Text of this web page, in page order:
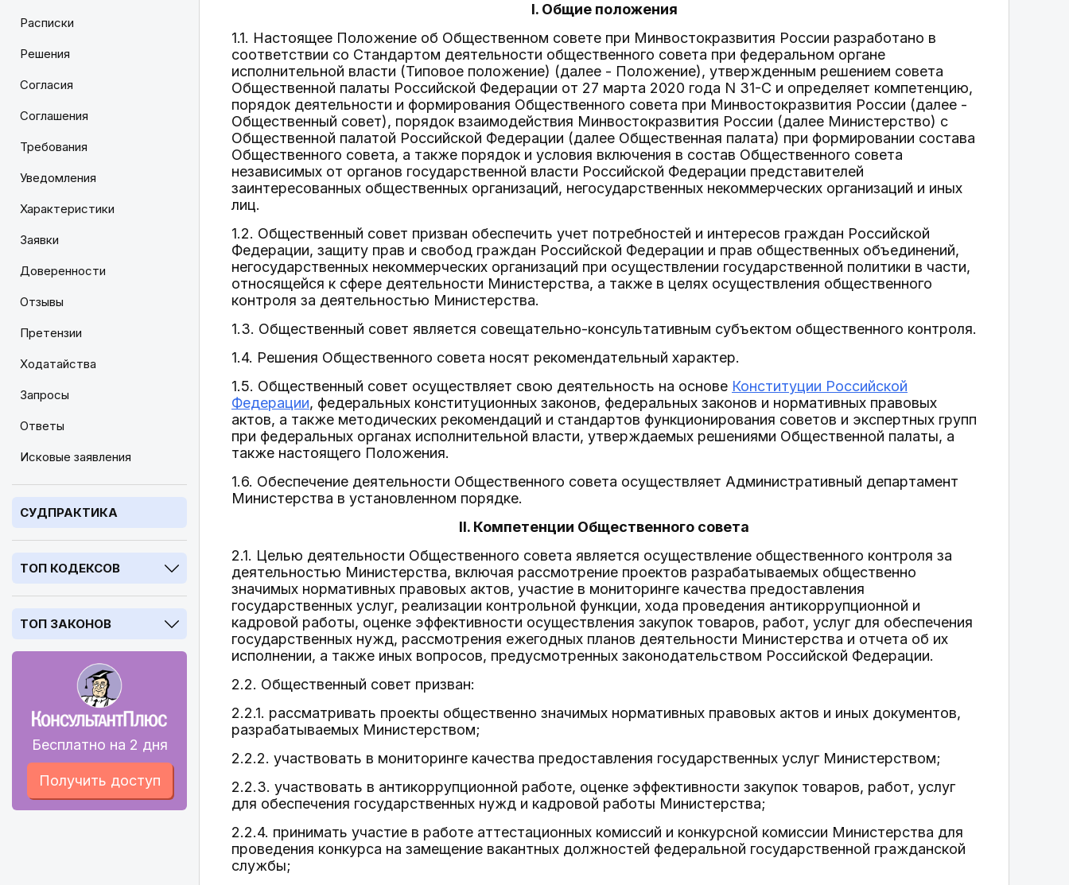
Расписки
Решения
Согласия
Соглашения
Требования
Уведомления
Характеристики
Заявки
Доверенности
Отзывы
Претензии
Ходатайства
Запросы
Ответы
Исковые заявления
СУДПРАКТИКА
ТОП КОДЕКСОВ
ТОП ЗАКОНОВ
Бесплатно на 2 дня
Получить доступ
I. Общие положения
1.1. Настоящее Положение об Общественном совете при Минвостокразвития России разработано в
соответствии со Стандартом деятельности общественного совета при федеральном органе
исполнительной власти (Типовое положение) (далее - Положение), утвержденным решением совета
Общественной палаты Российской Федерации от 27 марта 2020 года N 31-С и определяет компетенцию,
порядок деятельности и формирования Общественного совета при Минвостокразвития России (далее -
Общественный совет), порядок взаимодействия Минвостокразвития России (далее Министерство) с
Общественной палатой Российской Федерации (далее Общественная палата) при формировании состава
Общественного совета, а также порядок и условия включения в состав Общественного совета
независимых от органов государственной власти Российской Федерации представителей
заинтересованных общественных организаций, негосударственных некоммерческих организаций и иных
лиц.
1.2. Общественный совет призван обеспечить учет потребностей и интересов граждан Российской
Федерации, защиту прав и свобод граждан Российской Федерации и прав общественных объединений,
негосударственных некоммерческих организаций при осуществлении государственной политики в части,
относящейся к сфере деятельности Министерства, а также в целях осуществления общественного
контроля за деятельностью Министерства.
1.3. Общественный совет является совещательно-консультативным субъектом общественного контроля.
1.4. Решения Общественного совета носят рекомендательный характер.
1.5. Общественный совет осуществляет свою деятельность на основе Конституции Российской
Федерации, федеральных конституционных законов, федеральных законов и нормативных правовых
актов, а также методических рекомендаций и стандартов функционирования советов и экспертных групп
при федеральных органах исполнительной власти, утверждаемых решениями Общественной палаты, а
также настоящего Положения.
1.6. Обеспечение деятельности Общественного совета осуществляет Административный департамент
Министерства в установленном порядке.
II. Компетенции Общественного совета
2.1. Целью деятельности Общественного совета является осуществление общественного контроля за
деятельностью Министерства, включая рассмотрение проектов разрабатываемых общественно
значимых нормативных правовых актов, участие в мониторинге качества предоставления
государственных услуг, реализации контрольной функции, хода проведения антикоррупционной и
кадровой работы, оценке эффективности осуществления закупок товаров, работ, услуг для обеспечения
государственных нужд, рассмотрения ежегодных планов деятельности Министерства и отчета об их
исполнении, а также иных вопросов, предусмотренных законодательством Российской Федерации.
2.2. Общественный совет призван:
2.2.1. рассматривать проекты общественно значимых нормативных правовых актов и иных документов,
разрабатываемых Министерством;
2.2.2. участвовать в мониторинге качества предоставления государственных услуг Министерством;
2.2.3. участвовать в антикоррупционной работе, оценке эффективности закупок товаров, работ, услуг
для обеспечения государственных нужд и кадровой работы Министерства;
2.2.4. принимать участие в работе аттестационных комиссий и конкурсной комиссии Министерства для
проведения конкурса на замещение вакантных должностей федеральной государственной гражданской
службы;